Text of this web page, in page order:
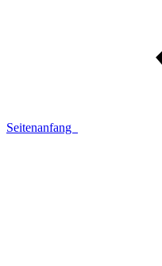
Seitenanfang